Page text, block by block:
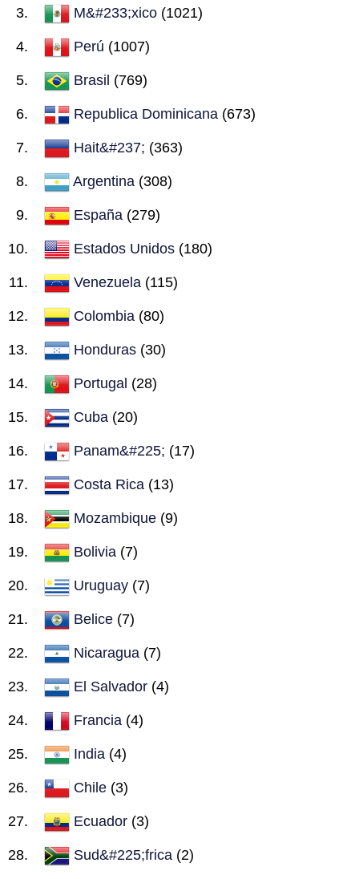
M&#233;xico (1021)
Perú (1007)
Brasil (769)
Republica Dominicana (673)
Hait&#237; (363)
Argentina (308)
España (279)
Estados Unidos (180)
Venezuela (115)
Colombia (80)
Honduras (30)
Portugal (28)
Cuba (20)
Panam&#225; (17)
Costa Rica (13)
Mozambique (9)
Bolivia (7)
Uruguay (7)
Belice (7)
Nicaragua (7)
El Salvador (4)
Francia (4)
India (4)
Chile (3)
Ecuador (3)
Sud&#225;frica (2)